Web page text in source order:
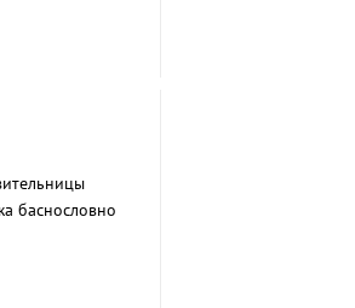
баснословно